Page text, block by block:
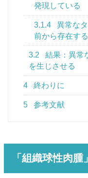
発現している
3.1.4
異常な
前から存在する
3.2
結果：異常
を生じさせる
4 終わりに
5 参考文献
「組織球性肉腫